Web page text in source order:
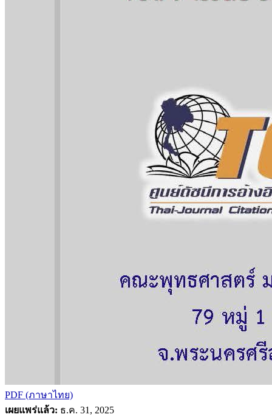
PDF (ภาษาไทย)
เผยแพร่แล้ว: ธ.ค. 31, 2025